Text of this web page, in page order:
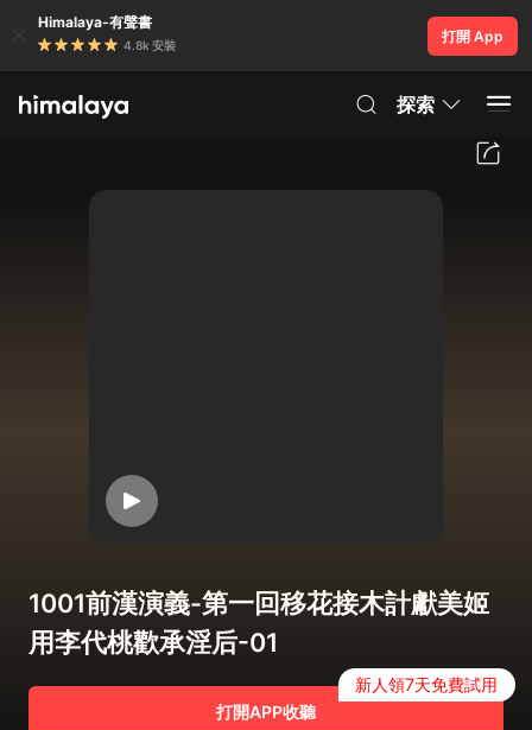
Himalaya-有聲書
4.8k 安裝
打開 App
探索
1001前漢演義-第一回移花接木計獻美姬
用李代桃歡承淫后-01
打開APP收聽
新人領7天免費試用